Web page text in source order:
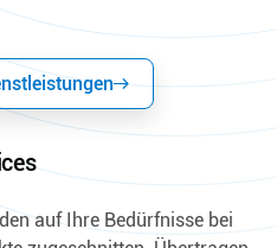
auf Ihre Bedürfnisse bei